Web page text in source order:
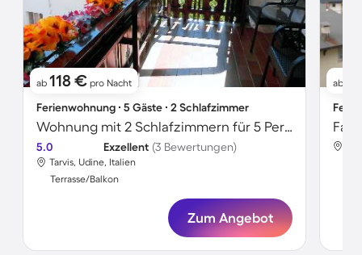
ab 118 € pro Nacht
Ferienwohnung ∙ 5 Gäste ∙ 2 Schlafzimmer
Wohnung mit 2 Schlafzimmern für 5 Personen
5.0 Exzellent (3 Bewertungen)
Tarvis, Udine, Italien
Terrasse/Balkon
Zum Angebot
ab